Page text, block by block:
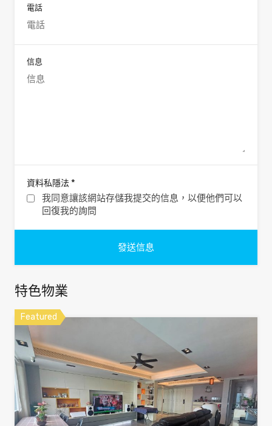
電話
信息
資料私隱法 *
我同意讓該網站存儲我提交的信息，以便他們可以
回復我的詢問
特色物業
Featured